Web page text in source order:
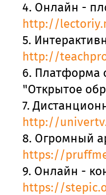
4. Онлайн -
http://
5.
http://
6. Платформа
"Открытое
7.
http://
8. Огромный
https://
9. Онлайн -
https://